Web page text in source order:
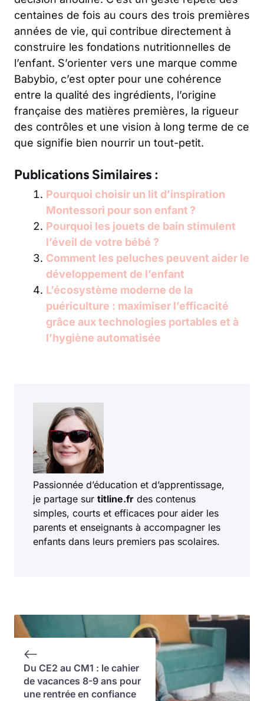
centaines de fois au cours des trois premières
années de vie, qui contribue directement à
construire les fondations nutritionnelles de
l’enfant. S’orienter vers une marque comme
Babybio, c’est opter pour une cohérence
entre la qualité des ingrédients, l’origine
française des matières premières, la rigueur
des contrôles et une vision à long terme de ce
que signifie bien nourrir un tout-petit.
Publications Similaires :
Pourquoi choisir un lit d’inspiration
Montessori pour son enfant ?
Pourquoi les jouets de bain stimulent
l’éveil de votre bébé ?
Comment les peluches peuvent aider le
développement de l’enfant
L’écosystème moderne de la
puériculture : maximiser l’efficacité
grâce aux technologies portables et à
l’hygiène automatisée
Passionnée d’éducation et d’apprentissage,
je partage sur titline.fr des contenus
simples, courts et efficaces pour aider les
parents et enseignants à accompagner les
enfants dans leurs premiers pas scolaires.
Du CE2 au CM1 : le cahier
de vacances 8-9 ans pour
une rentrée en confiance